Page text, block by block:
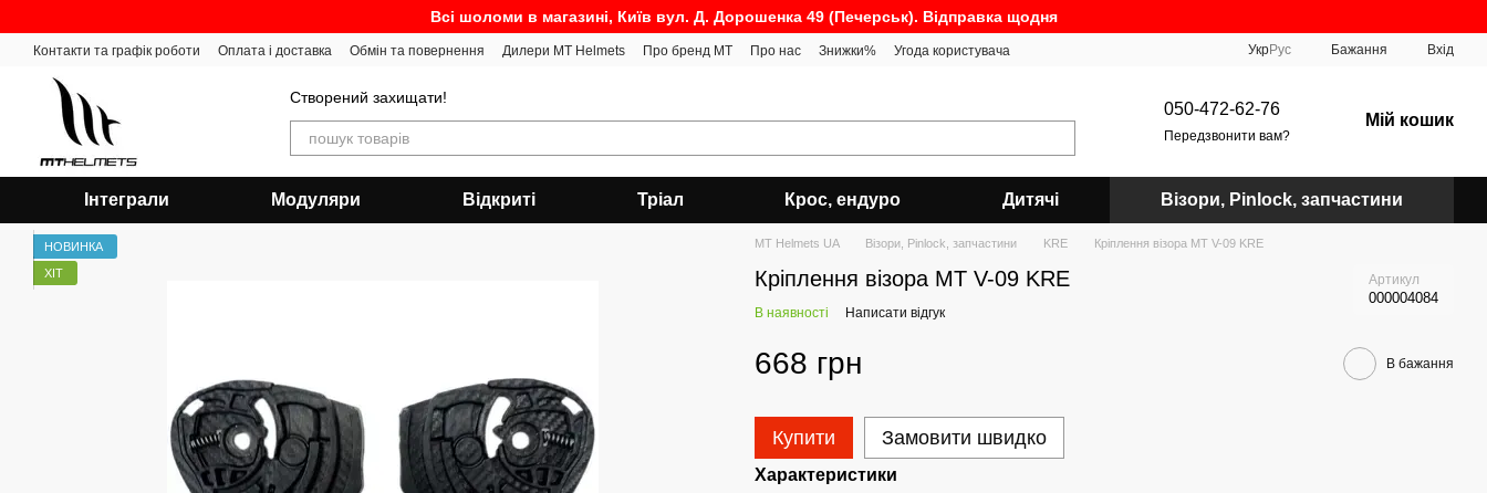
Всі шоломи в магазині, Київ вул. Д. Дорошенка 49 (Печерськ). Відправка щодня
Контакти та графік роботи Оплата і доставка Обмін та повернення Дилери MT Helmets Про бренд MT Про нас Знижки% Угода користувача УкрРус Бажання Вхід
Створений захищати!
050-472-62-76
Передзвонити вам?
Мій кошик
Інтеграли Модуляри Відкриті Тріал Крос, ендуро Дитячі Візори, Pinlock, запчастини
НОВИНКА
ХІТ
MT Helmets UA Візори, Pinlock, запчастини KRE Кріплення візора МТ V-09 KRE
Кріплення візора МТ V-09 KRE Артикул
000004084
В наявності Написати відгук
668 грн В бажання
Купити Замовити швидко
Характеристики